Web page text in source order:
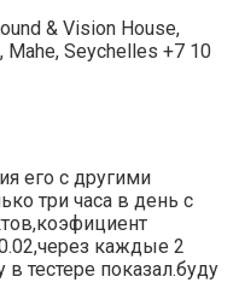
& Vision House,
Mahe, Seychelles +7 10
его с другими
три часа в день с
каждые 2
тестере показал.буду